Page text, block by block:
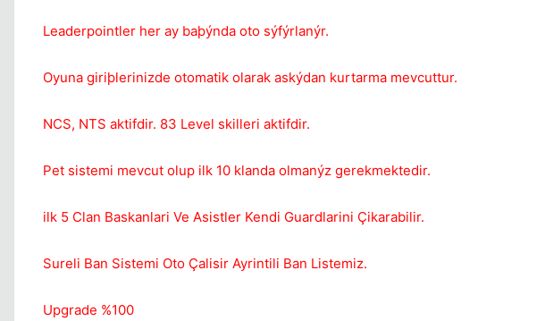
Leaderpointler her ay baþýnda oto sýfýrlanýr.
Oyuna giriþlerinizde otomatik olarak askýdan kurtarma mevcuttur.
NCS, NTS aktifdir. 83 Level skilleri aktifdir.
Pet sistemi mevcut olup ilk 10 klanda olmanýz gerekmektedir.
ilk 5 Clan Baskanlari Ve Asistler Kendi Guardlarini Çikarabilir.
Sureli Ban Sistemi Oto Çalisir Ayrintili Ban Listemiz.
Upgrade %100